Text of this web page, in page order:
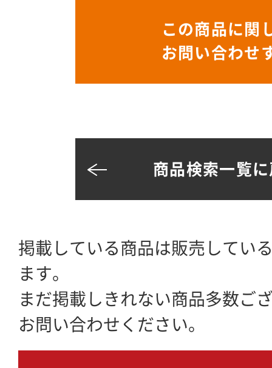
この商品に関
お問い合わせ
商品検索一覧
掲載している商品は販売してい
ます。
まだ掲載しきれない商品多数ご
お問い合わせください。